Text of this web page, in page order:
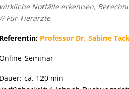
wirkliche Notfälle erkennen,
Für Tierärzte
Referentin: Professor Dr. Sabine
Seminar
Dauer: ca. 120 min